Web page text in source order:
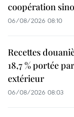
coopération
06/08/2026 08:10
Recettes
18,7 % portée
extérieur
06/08/2026 08:03